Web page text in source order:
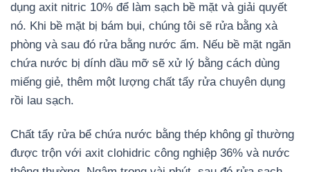
dụng axit nitric 10% để làm sạch bề mặt và giải quyết
nó. Khi bề mặt bị bám bụi, chúng tôi sẽ rửa bằng xà
phòng và sau đó rửa bằng nước ấm. Nếu bề mặt ngăn
chứa nước bị dính dầu mỡ sẽ xử lý bằng cách dùng
miếng giẻ, thêm một lượng chất tẩy rửa chuyên dụng
rồi lau sạch.
Chất tẩy rửa bể chứa nước bằng thép không gỉ thường
được trộn với axit clohidric công nghiệp 36% và nước